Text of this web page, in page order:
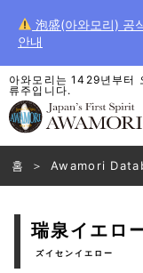
泡盛(아와모리) 공
안내
아와모리는 1429년부터
류주입니다.
홈 Awamori
瑞泉イエロ
ズイセンイエロー